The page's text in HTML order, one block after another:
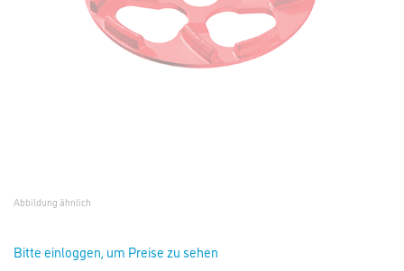
Abbildung ähnlich
Bitte einloggen, um Preise zu sehen